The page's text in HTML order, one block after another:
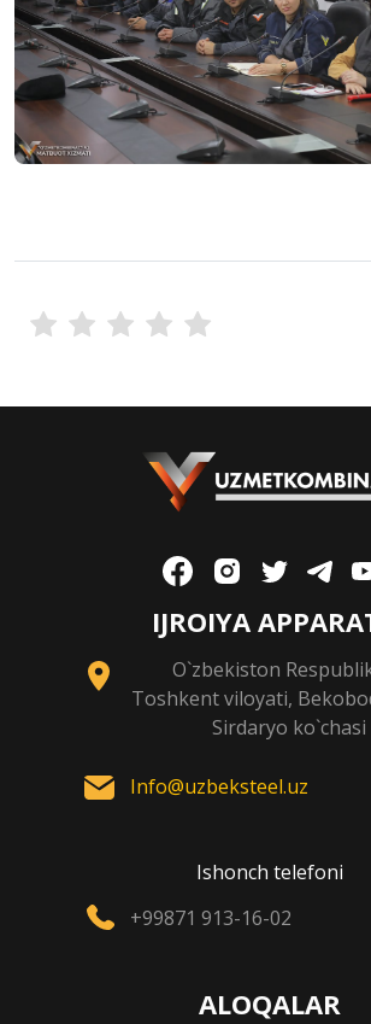
IJROIYA
O`zbekiston
Toshkent viloyati,
Sirdaryo ko`chasi
Info@uzbeksteel.uz
Ishonch telefoni
+99871 913-16-02
ALOQALAR